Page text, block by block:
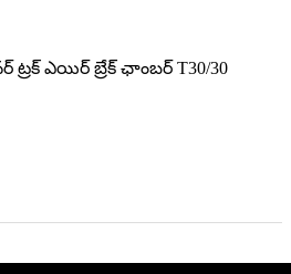
ఎయిర్ బ్రేక్ ఛాంబర్ T30/30